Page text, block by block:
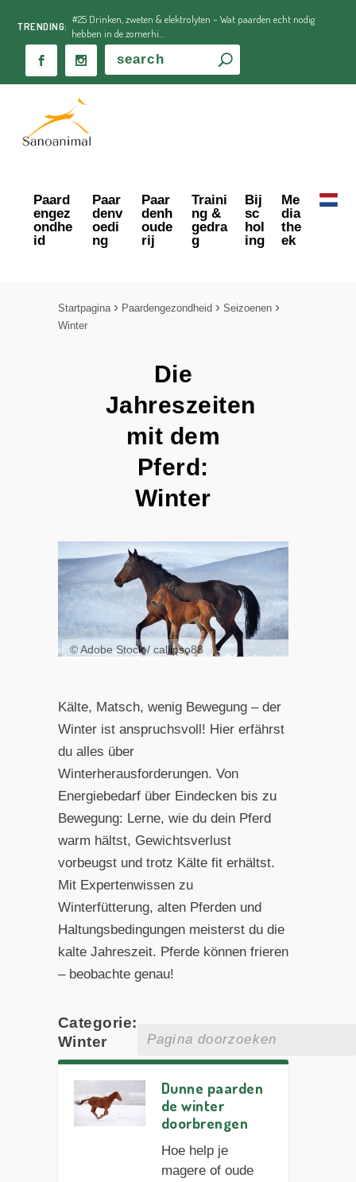
TRENDING:
#25 Drinken, zweten & elektrolyten – Wat paarden echt nodig
hebben in de zomerhi...
Paard
engez
ondhe
id
Paar
denv
oedi
ng
Paar
denh
oude
rij
Traini
ng &
gedra
g
Bij
sc
hol
ing
Me
dia
the
ek
Startpagina Paardengezondheid
Seizoenen
Winter
Die
Jahreszeiten
mit dem
Pferd:
Winter
© Adobe Stock / callipso88
Kälte, Matsch, wenig Bewegung – der
Winter ist anspruchsvoll! Hier erfährst
du alles über
Winterherausforderungen. Von
Energiebedarf über Eindecken bis zu
Bewegung: Lerne, wie du dein Pferd
warm hältst, Gewichtsverlust
vorbeugst und trotz Kälte fit erhältst.
Mit Expertenwissen zu
Winterfütterung, alten Pferden und
Haltungsbedingungen meisterst du die
kalte Jahreszeit. Pferde können frieren
– beobachte genau!
Categorie:
Winter
Dunne paarden
de winter
doorbrengen
Hoe help je
magere of oude